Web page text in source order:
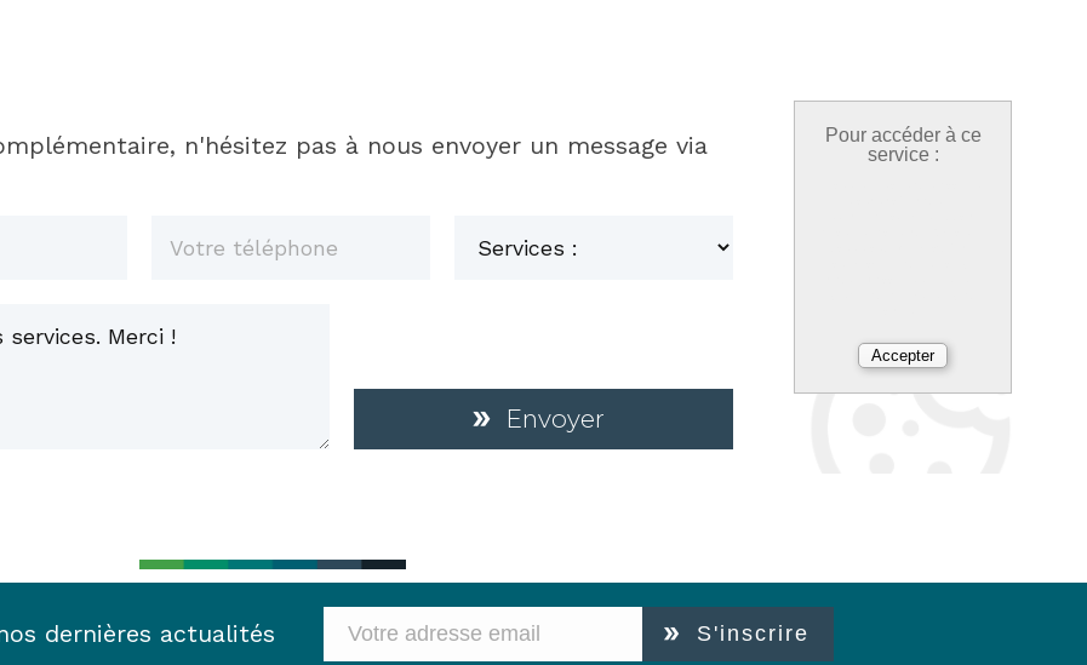
n'hésitez pas à nous envoyer un message via
Envoyer
Pour accéder à ce
service :
dernières actualités S'inscrire